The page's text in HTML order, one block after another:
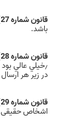
قانون شماره 27)
باشد.
قانون شماره 28)
٫‌خيلي عالي
در زیر هر
قانون شماره 29)
اشخاص